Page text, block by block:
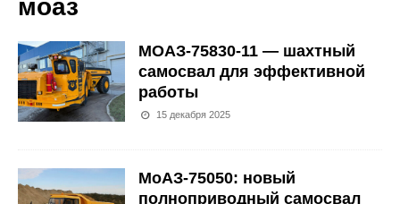
моаз
МОАЗ-75830-11 — шахтный
самосвал для эффективной
работы
15 декабря 2025
МоАЗ-75050: новый
полноприводный самосвал